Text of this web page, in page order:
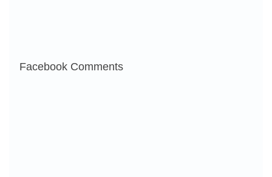
Facebook Comments